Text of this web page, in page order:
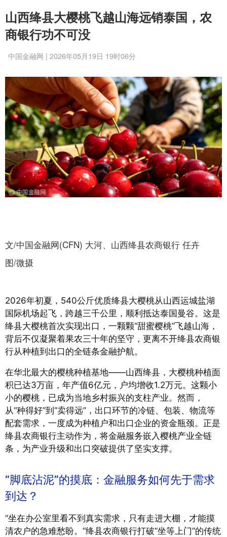
山西绛县大樱桃飞越山海远销泰国，农
商银行功不可没
中国金融网 | 2026年05月19日 19时06分
文/中国金融网(CFN) 大河、山西绛县农商银行 任卉
图/微摄
2026年初夏，540公斤优质绛县大樱桃从山西运城盐湖
国际机场起飞，跨越三千公里，顺利抵达泰国曼谷。这是
绛县大樱桃首次实现出口，一颗颗“甜蜜樱桃”飞越山海，
背后不仅凝聚着果农三十年的坚守，更离不开绛县农商银
行从种植到出口的全链条金融护航。
在华北最大的樱桃种植基地——山西绛县，大樱桃种植面
积已达3万亩，年产值6亿元，户均增收1.2万元。这颗小
小的樱桃，已成为当地乡村振兴的支柱产业。然而，
从“种得好”到“卖得远”，出口环节的冷链、包装、物流等
配套需求，一度成为种植户和出口企业的资金瓶颈。正是
绛县农商银行主动作为，将金融服务嵌入樱桃产业全链
条，为产业升级和出口突破提供了坚实支撑。
“脚底沾泥”的摸底：金融服务如何先于需求
到达？
“坐在办公室里看不到真实需求，只有走进大棚，才能摸
清农户的急难愁盼。”绛县农商银行打破“坐等上门”的传统